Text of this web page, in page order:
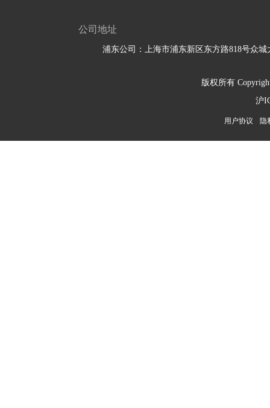
公司地址
浦东公司：上海市浦东新区东方路818号众城
版权所有
沪
用户协议 隐